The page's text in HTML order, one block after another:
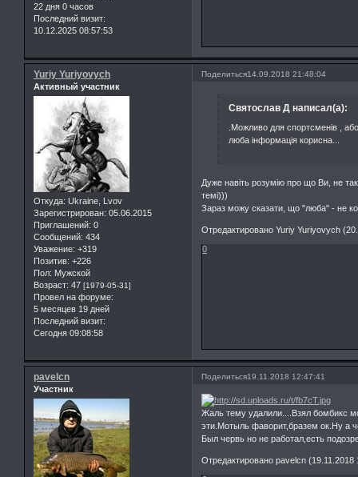
22 дня 0 часов
Последний визит:
10.12.2025 08:57:53
Поделиться14.09.2018 21:48:04
Yuriy Yuriyovych
Активный участник
Откуда: Ukraine, Lvov
Зарегистрирован: 05.06.2015
Приглашений: 0
Сообщений: 434
Уважение: +319
Позитив: +226
Пол: Мужской
Возраст: 47 [1979-05-31]
Провел на форуме:
5 месяцев 19 дней
Последний визит:
Сегодня 09:08:58
Святослав Д написал(а):
.Можливо для спортсменів ,
люба інформація корисна...
Дуже навіть розумію про що Ви, не
темі)))
Зараз можу сказати, що "люба" - не
Отредактировано Yuriy Yuriyovych
0
Поделиться19.11.2018 12:47:41
pavelcn
Участник
Жаль тему удалили....Взял бомбикс
эти.Мотыль фаворит,бразем ок.Ну а
Был червь но не работал,есть
Отредактировано pavelcn (19.11.2018